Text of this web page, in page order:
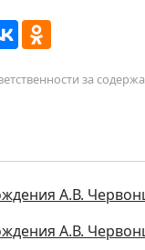
за
А.В.
А.В.